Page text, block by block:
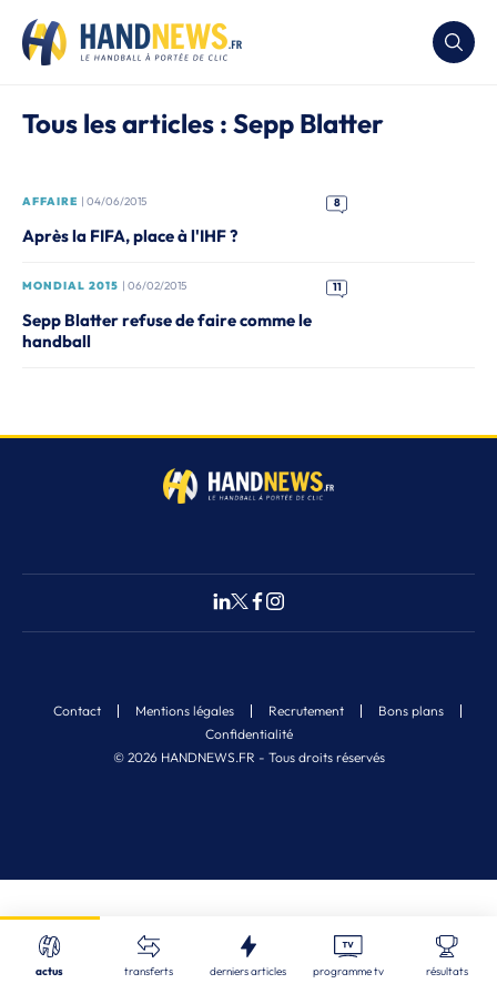
Recherche
Tous les articles : Sepp Blatter
AFFAIRE | 04/06/2015 8
Après la FIFA, place à l'IHF ?
MONDIAL 2015 | 06/02/2015 11
Sepp Blatter refuse de faire comme le
handball
© 2026 HANDNEWS.FR - Tous droits réservés
Contact Mentions légales Recrutement
Bons plans
Confidentialité
actus transferts derniers articles programme tv résultats
Nos derniers articles
STL | 06/08/2026